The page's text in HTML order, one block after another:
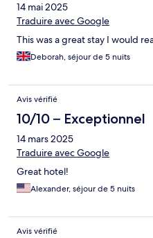
14 mai 2025
Traduire avec Google
This was a great stay I would
Deborah, séjour de 5 nuits
Avis vérifié
10/10 – Exceptionnel
14 mars 2025
Traduire avec Google
Great hotel!
Alexander, séjour de 5 nuits
Avis vérifié